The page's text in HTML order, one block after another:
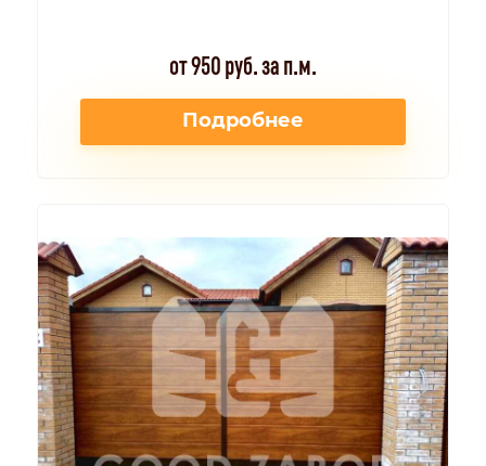
от 950 руб. за п.м.
Подробнее